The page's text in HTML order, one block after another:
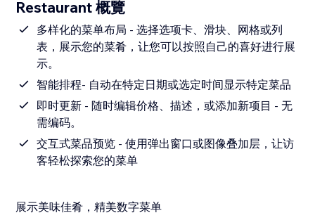
Restaurant 概覽
多样化的菜单布局 - 选择选项卡、滑块、网格或列
表，展示您的菜肴，让您可以按照自己的喜好进行展
示。
智能排程- 自动在特定日期或选定时间显示特定菜品
即时更新 - 随时编辑价格、描述，或添加新项目 - 无
需编码。
交互式菜品预览 - 使用弹出窗口或图像叠加层，让访
客轻松探索您的菜单
展示美味佳肴，精美数字菜单